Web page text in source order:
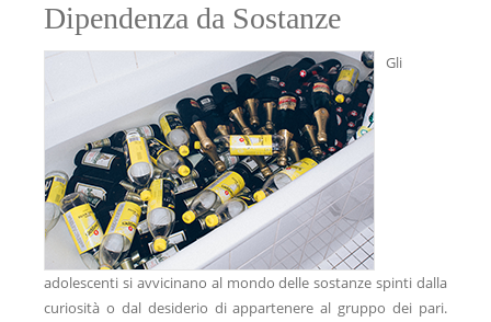
Dipendenza da Sostanze
Gli
adolescenti si avvicinano al mondo delle sostanze spinti dalla
curiosità o dal desiderio di appartenere al gruppo dei pari.